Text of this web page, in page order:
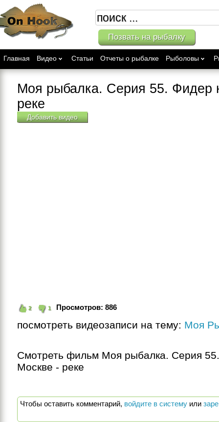
Позвать на рыбалку
Главная Видео Статьи Отчеты о рыбалке Рыболовы
Моя рыбалка. Серия 55. Фидер
реке
Добавить видео
2 1 Просмотров: 886
посмотреть видеозаписи на тему: Моя
Смотреть фильм Моя рыбалка. Серия
Москве - реке
Чтобы оставить комментарий, войдите в систему или